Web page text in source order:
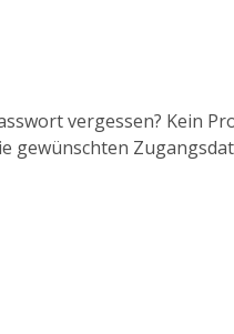
vergessen? Kein
gewünschten